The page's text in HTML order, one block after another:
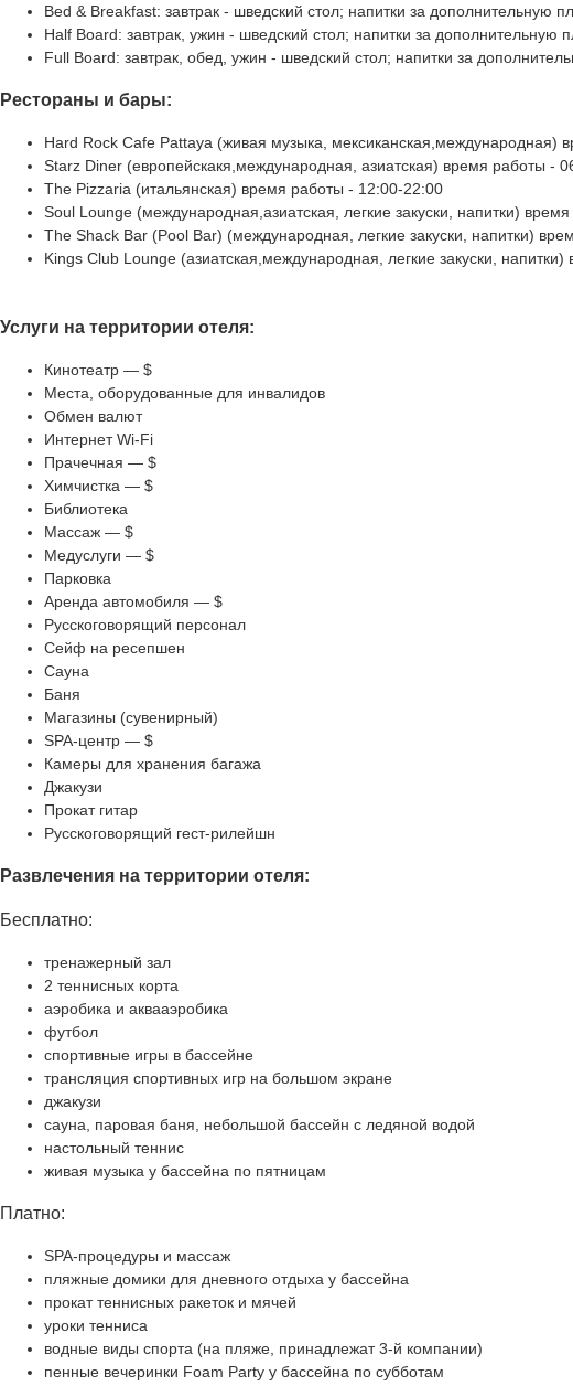
Bed & Breakfast: завтрак - шведский стол; напитки за дополнительную
Half Board: завтрак, ужин - шведский стол; напитки за дополнительную
Full Board: завтрак, обед, ужин - шведский стол; напитки за
Рестораны и бары:
Hard Rock Cafe Pattaya (живая музыка, мексиканская,международная)
Starz Diner (европейскакя,международная, азиатская) время работы -
The Pizzaria (итальянская) время работы - 12:00-22:00
Soul Lounge (международная,азиатская, легкие закуски, напитки)
The Shack Bar (Pool Bar) (международная, легкие закуски, напитки)
Kings Club Lounge (азиатская,международная, легкие закуски,
Услуги на территории отеля:
Кинотеатр — $
Места, оборудованные для инвалидов
Обмен валют
Интернет Wi-Fi
Прачечная — $
Химчистка — $
Библиотека
Массаж — $
Медуслуги — $
Парковка
Аренда автомобиля — $
Русскоговорящий персонал
Сейф на ресепшен
Сауна
Баня
Магазины (сувенирный)
SPA-центр — $
Камеры для хранения багажа
Джакузи
Прокат гитар
Русскоговорящий гест-рилейшн
Развлечения на территории отеля:
Бесплатно:
тренажерный зал
2 теннисных корта
аэробика и аквааэробика
футбол
спортивные игры в бассейне
трансляция спортивных игр на большом экране
джакузи
сауна, паровая баня, небольшой бассейн с ледяной водой
настольный теннис
живая музыка у бассейна по пятницам
Платно:
SPA-процедуры и массаж
пляжные домики для дневного отдыха у бассейна
прокат теннисных ракеток и мячей
уроки тенниса
водные виды спорта (на пляже, принадлежат 3-й компании)
пенные вечеринки Foam Party у бассейна по субботам